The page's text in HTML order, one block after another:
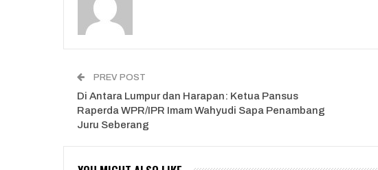
PREV POST
Di Antara Lumpur dan Harapan: Ketua Pansus
Raperda WPR/IPR Imam Wahyudi Sapa Penambang
Juru Seberang